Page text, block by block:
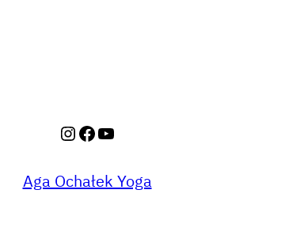
Instagram
Facebook
YouTube
Aga Ochałek Yoga